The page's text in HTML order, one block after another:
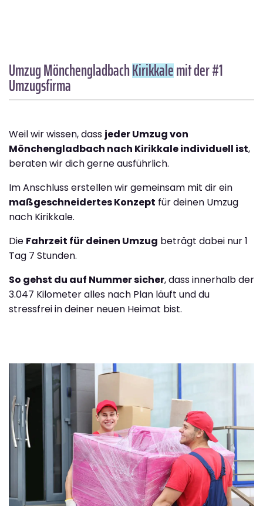
Umzug MönchengladbachKirikkalemit der #1
Umzugsfirma
Weil wir wissen, dass jeder Umzug von
Mönchengladbach nach Kirikkale individuell ist,
beraten wir dich gerne ausführlich.
Im Anschluss erstellen wir gemeinsam mit dir ein
maßgeschneidertes Konzept für deinen Umzug
nach Kirikkale.
Die Fahrzeit für deinen Umzug beträgt dabei nur 1
Tag 7 Stunden.
So gehst du auf Nummer sicher, dass innerhalb der
3.047 Kilometer alles nach Plan läuft und du
stressfrei in deiner neuen Heimat bist.